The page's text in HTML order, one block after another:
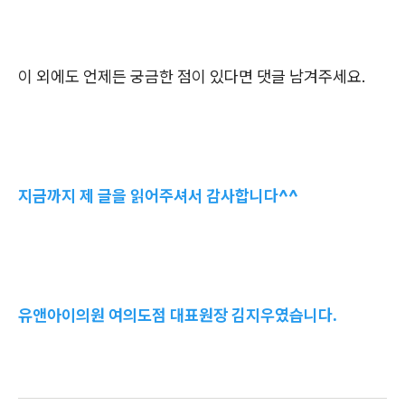
이 외에도 언제든 궁금한 점이 있다면 댓글 남겨주세요.
지금까지 제 글을 읽어주셔서 감사합니다^^
유앤아이의원 여의도점 대표원장 김지우였습니다.